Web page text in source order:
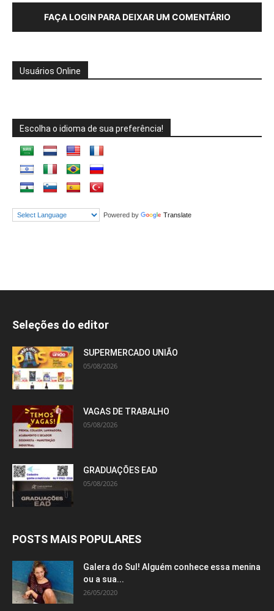
FAÇA LOGIN PARA DEIXAR UM COMENTÁRIO
Usuários Online
Escolha o idioma de sua preferência!
Powered by Translate
Seleções do editor
SUPERMERCADO UNIÃO
05/08/2026
VAGAS DE TRABALHO
05/08/2026
GRADUAÇÕES EAD
05/08/2026
POSTS MAIS POPULARES
Galera do Sul! Alguém conhece essa menina
ou a sua...
26/05/2020